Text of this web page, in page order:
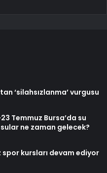
‘silahsızlanma’ vurgusu
Temmuz Bursa’da su
ne zaman gelecek?
kursları devam ediyor